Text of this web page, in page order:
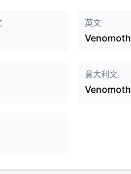
英文
Venomoth
意大利文
Venomoth